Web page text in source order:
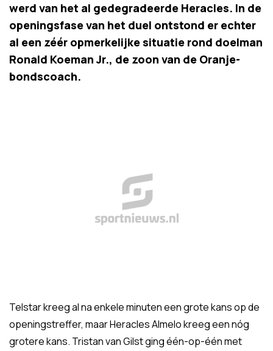
werd van het al gedegradeerde Heracles. In de
openingsfase van het duel ontstond er echter
al een zéér opmerkelijke situatie rond doelman
Ronald Koeman Jr., de zoon van de Oranje-
bondscoach.
Telstar kreeg al na enkele minuten een grote kans op de
openingstreffer, maar Heracles Almelo kreeg een nóg
grotere kans. Tristan van Gilst ging één-op-één met